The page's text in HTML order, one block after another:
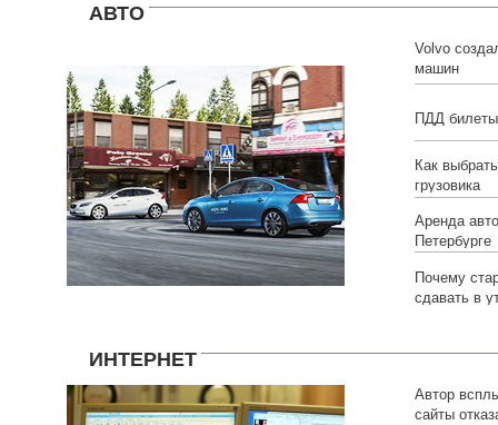
АВТО
Volvo
машин
ПДД
Как
грузовика
Аренда
Петербурге
Почему
сдавать в
ИНТЕРНЕТ
Автор
сайты